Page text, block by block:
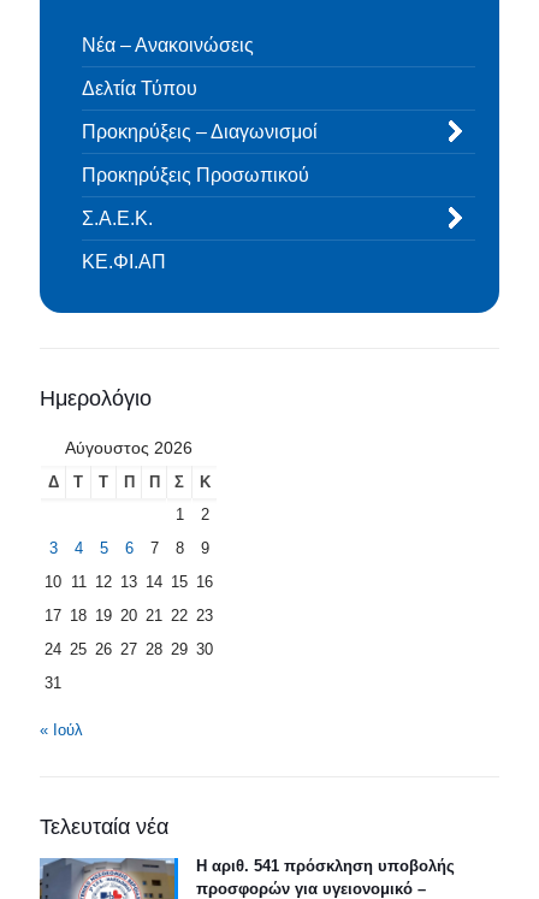
Νέα – Ανακοινώσεις
Δελτία Τύπου
Προκηρύξεις – Διαγωνισμοί
Προκηρύξεις Προσωπικού
Σ.Α.Ε.Κ.
ΚΕ.ΦΙ.ΑΠ
Ημερολόγιο
Αύγουστος 2026
Δ Τ Τ Π Π Σ
Κ
1
2
3
4 5 6 7 8
9
10 11 12 13 14 15 16
17 18 19 20 21 22 23
24 25 26 27 28 29 30
31
« Ιούλ
Τελευταία νέα
Η αριθ. 541 πρόσκληση υποβολής
προσφορών για υγειονομικό –